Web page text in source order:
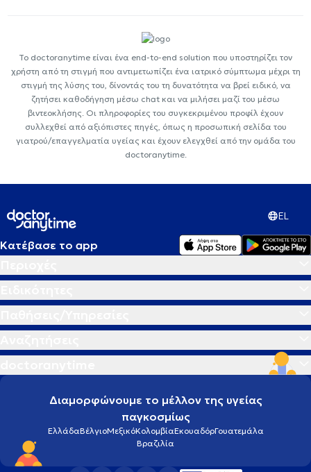
Το doctoranytime είναι ένα end-to-end solution που υποστηρίζει τον
χρήστη από τη στιγμή που αντιμετωπίζει ένα ιατρικό σύμπτωμα μέχρι τη
στιγμή της λύσης του, δίνοντάς του τη δυνατότητα να βρεί ειδικό, να
ζητήσει καθοδήγηση μέσω chat και να μιλήσει μαζί του μέσω
βιντεοκλήσης. Οι πληροφορίες του συγκεκριμένου προφίλ έχουν
συλλεχθεί από αξιόπιστες πηγές, όπως η προσωπική σελίδα του
γιατρού/επαγγελματία υγείας και έχουν ελεγχθεί από την ομάδα του
doctoranytime.
EL
Κατέβασε το app
Διαμορφώνουμε το μέλλον της υγείας
παγκοσμίως
ΕλλάδαΒέλγιοΜεξικόΚολομβίαΕκουαδόρΓουατεμάλα
Βραζιλία